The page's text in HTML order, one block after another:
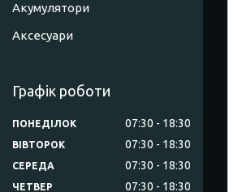
Акумулятори
Аксесуари
Графік роботи
ПОНЕДІЛОК 07:30 18:30
ВІВТОРОК 07:30 18:30
СЕРЕДА 07:30 18:30
ЧЕТВЕР 07:30 18:30